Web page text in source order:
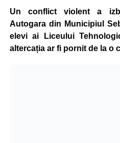
Un conflict violent a
Autogara din Municipiul
elevi ai Liceului
altercația ar fi pornit de la o